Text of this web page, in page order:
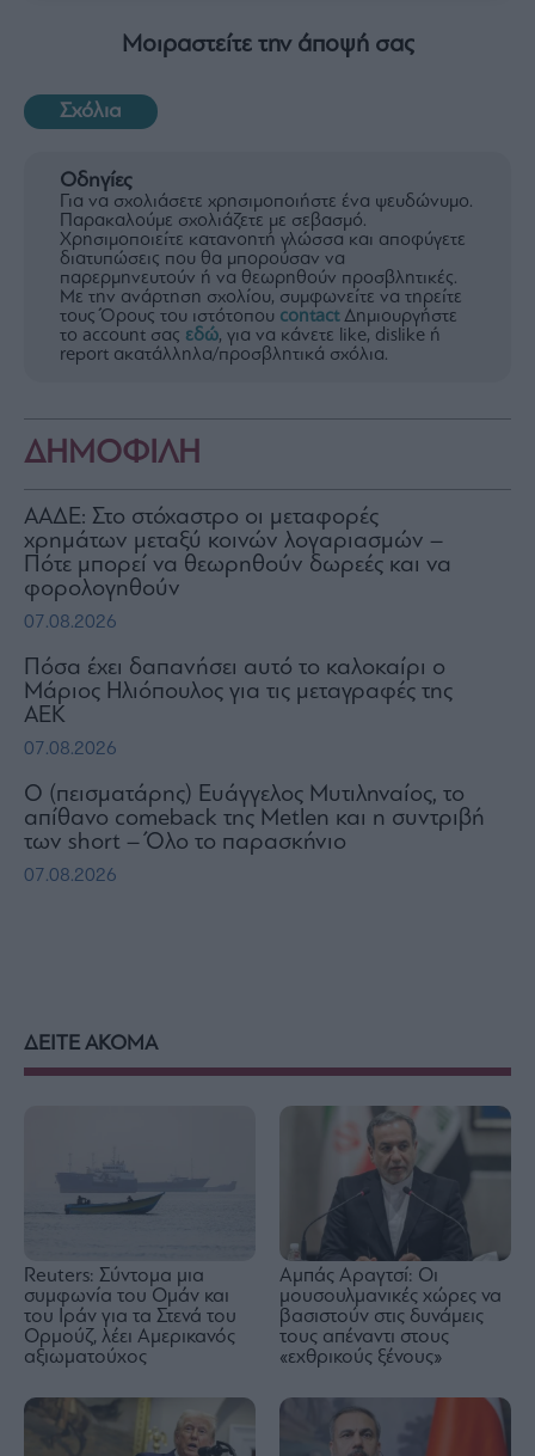
Μοιραστείτε την άποψή σας
Σχόλια
Οδηγίες
Για να σχολιάσετε χρησιμοποιήστε ένα ψευδώνυμο.
Παρακαλούμε σχολιάζετε με σεβασμό.
Χρησιμοποιείτε κατανοητή γλώσσα και αποφύγετε
διατυπώσεις που θα μπορούσαν να
παρερμηνευτούν ή να θεωρηθούν προσβλητικές.
Με την ανάρτηση σχολίου, συμφωνείτε να τηρείτε
τους Όρους του ιστότοπου contactΔημιουργήστε
το account σας εδώ, για να κάνετε like, dislike ή
report ακατάλληλα/προσβλητικά σχόλια.
ΔΗΜΟΦΙΛΗ
ΑΑΔΕ: Στο στόχαστρο οι μεταφορές
χρημάτων μεταξύ κοινών λογαριασμών –
Πότε μπορεί να θεωρηθούν δωρεές και να
φορολογηθούν
07.08.2026
Πόσα έχει δαπανήσει αυτό το καλοκαίρι ο
Μάριος Ηλιόπουλος για τις μεταγραφές της
ΑΕΚ
07.08.2026
Ο (πεισματάρης) Ευάγγελος Μυτιληναίος, το
απίθανο comeback της Μetlen και η συντριβή
των short – Όλο το παρασκήνιο
07.08.2026
ΔΕΙΤΕ ΑΚΟΜΑ
Reuters: Σύντομα μια
συμφωνία του Ομάν και
του Ιράν για τα Στενά του
Ορμούζ, λέει Αμερικανός
αξιωματούχος
Αμπάς Αραγτσί: Οι
μουσουλμανικές χώρες να
βασιστούν στις δυνάμεις
τους απέναντι στους
«εχθρικούς ξένους»